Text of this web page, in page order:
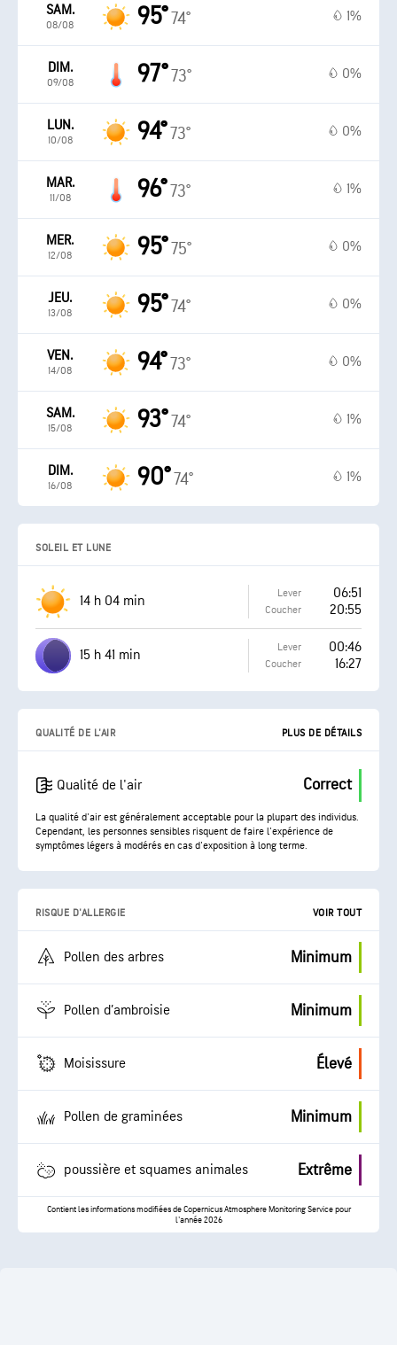
SAM.
08/08 95°74° 1%
DIM.
09/08 97°73° 0%
LUN.
10/08 94°73° 0%
MAR.
11/08 96°73° 1%
MER.
12/08 95°75° 0%
JEU.
13/08 95°74° 0%
VEN.
14/08 94°73° 0%
SAM.
15/08 93°74° 1%
DIM.
16/08 90°74° 1%
SOLEIL ET LUNE
14 h 04 min Lever 06:51
Coucher 20:55
15 h 41 min Lever 00:46
Coucher 16:27
QUALITÉ DE L'AIR PLUS DE DÉTAILS
Qualité de l'air Correct
La qualité d'air est généralement acceptable pour la plupart des individus.
Cependant, les personnes sensibles risquent de faire l'expérience de
symptômes légers à modérés en cas d'exposition à long terme.
RISQUE D'ALLERGIE VOIR TOUT
Pollen des arbres Minimum
Pollen d’ambroisie Minimum
Moisissure Élevé
Pollen de graminées Minimum
poussière et squames animales Extrême
Contient les informations modifiées de Copernicus Atmosphere Monitoring Service pour
l'année 2026